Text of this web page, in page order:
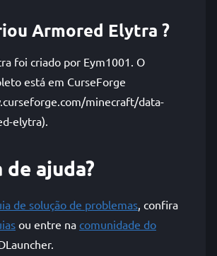
Armored Elytra ?
foi criado por Eym1001. O
está em CurseForge
minecraft/data-
elytra).
de ajuda?
de solução de problemas, confira
ou entre na comunidade do